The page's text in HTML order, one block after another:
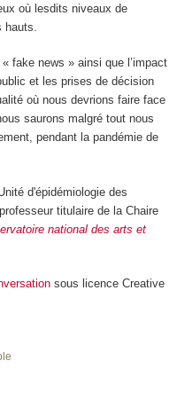
où lesdits niveaux de
fake news » ainsi que l’impact
et les prises de décision
où nous devrions faire face
saurons malgré tout nous
pendant la pandémie de
d'épidémiologie des
titulaire de la Chaire
national des arts et
sous licence Creative